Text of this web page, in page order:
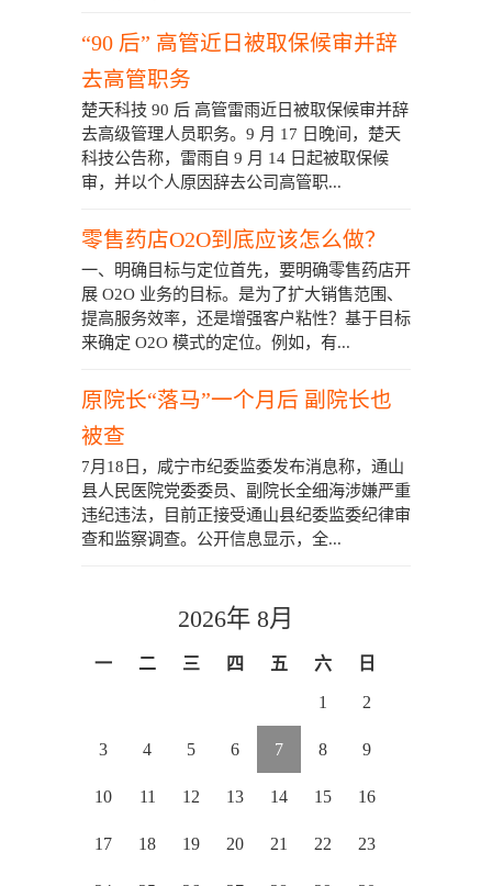
“90 后” 高管近日被取保候审并辞
去高管职务
楚天科技 90 后 高管雷雨近日被取保候审并辞
去高级管理人员职务。9 月 17 日晚间，楚天
科技公告称，雷雨自 9 月 14 日起被取保候
审，并以个人原因辞去公司高管职...
零售药店O2O到底应该怎么做？
一、明确目标与定位首先，要明确零售药店开
展 O2O 业务的目标。是为了扩大销售范围、
提高服务效率，还是增强客户粘性？基于目标
来确定 O2O 模式的定位。例如，有...
原院长“落马”一个月后 副院长也
被查
7月18日，咸宁市纪委监委发布消息称，通山
县人民医院党委委员、副院长全细海涉嫌严重
违纪违法，目前正接受通山县纪委监委纪律审
查和监察调查。公开信息显示，全...
2026年 8月
一 二 三 四 五 六 日
1 2
3 4 5 6 7 8 9
10 11 12 13 14 15 16
17 18 19 20 21 22 23